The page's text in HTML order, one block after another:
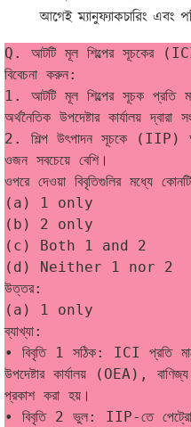
আগেই ম্যানুফ্যাকচারিং এবং
Q. আটটি মূল শিল্পের সূচকের (ICI)
বিবেচনা করুন:
1. আটটি মূল শিল্পের সূচক প্রতি
অর্থনৈতিক উপদেষ্টার কার্যালয় দ্বারা
2. শিল্প উৎপাদন সূচকে (IIP)
ওজন সবচেয়ে বেশি।
ওপরে দেওয়া বিবৃতিগুলির মধ্যে
(a) 1 only
(b) 2 only
(c) Both 1 and 2
(d) Neither 1 nor 2
উত্তর:
(a) 1 only
ব্যাখ্যা:
• বিবৃতি 1 সঠিক: ICI প্রতি
উপদেষ্টার কার্যালয় (OEA),
প্রকাশ করা হয়।
• বিবৃতি 2 ভুল: IIP-তে